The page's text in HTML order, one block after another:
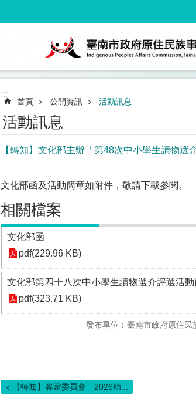
:::
首頁 公開資訊 活動訊息
活動訊息
【轉知】文化部主辦「第48次中小學生讀物
文化部函及活動簡章如附件，敬請下載參閱。
相關檔案
文化部函
pdf(229.96 KB)
文化部第四十八次中小學生讀物選介評選活
pdf(323.71 KB)
發布單位：臺南市政府原住民
【轉知】客家委員會「2026幼...